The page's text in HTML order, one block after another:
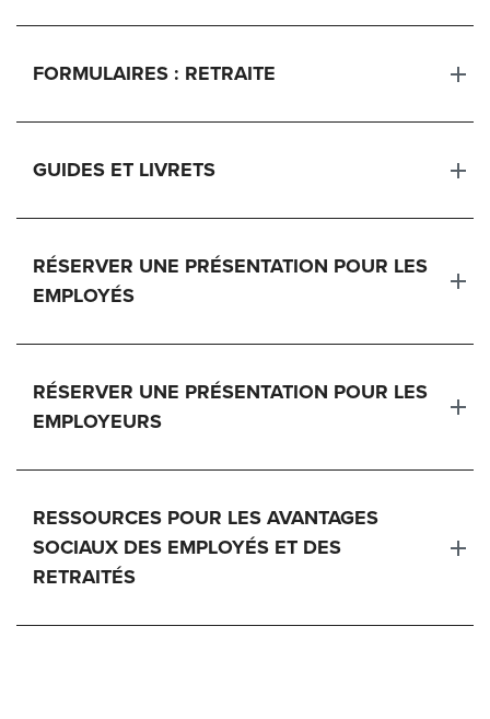
FORMULAIRES : RETRAITE
GUIDES ET LIVRETS
RÉSERVER UNE PRÉSENTATION POUR LES
EMPLOYÉS
RÉSERVER UNE PRÉSENTATION POUR LES
EMPLOYEURS
RESSOURCES POUR LES AVANTAGES
SOCIAUX DES EMPLOYÉS ET DES
RETRAITÉS